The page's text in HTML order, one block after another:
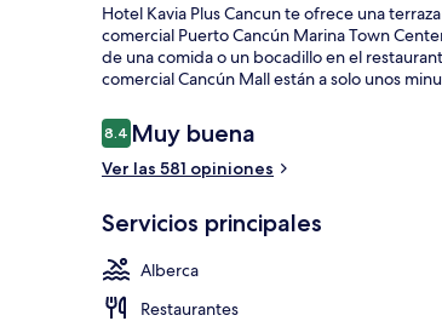
Hotel Kavia Plus Cancun te ofrece una
comercial Puerto Cancún Marina Town
de una comida o un bocadillo en el
comercial Cancún Mall están a solo unos
Opiniones
8.48.4 de 10,
Muy buena
Ver las 581 opiniones
Servicios principales
Alberca
Restaurantes